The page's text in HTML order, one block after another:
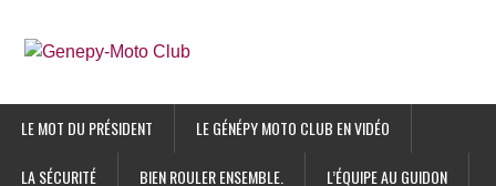
LE MOT DU PRÉSIDENT LE GÉNÉPY MOTO CLUB EN VIDÉO
LA SÉCURITÉ BIEN ROULER ENSEMBLE. L’ÉQUIPE AU GUIDON